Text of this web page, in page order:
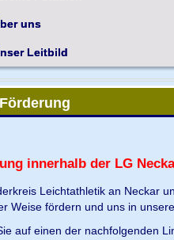
uns
Leitbild
innerhalb der LG
Leichtathletik an Neckar
Weise fördern und uns in
auf einen der nachfolgenden